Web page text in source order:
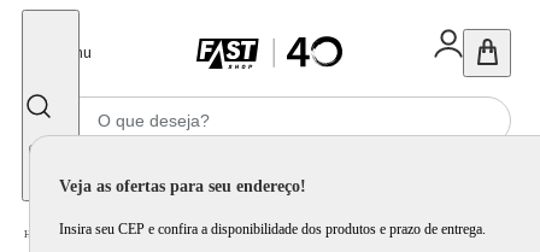
Menu
Veja as ofertas para seu endereço!
Insira seu CEP e confira a disponibilidade dos produtos e prazo de entrega.
Home Utilidade Doméstica Mesa / Faqueiro e Talher Avulso